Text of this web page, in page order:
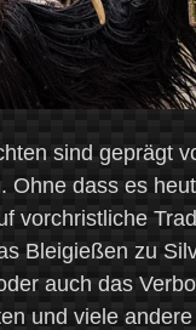
sind geprägt
Ohne dass es
vorchristliche
Bleigießen zu
auch das
und viele